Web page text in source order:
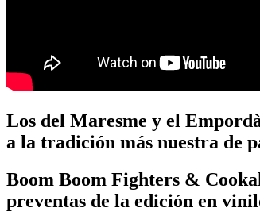
Los del Maresme y el
a la tradición más nuestra de
Boom Boom Fighters &
preventas de la edición en